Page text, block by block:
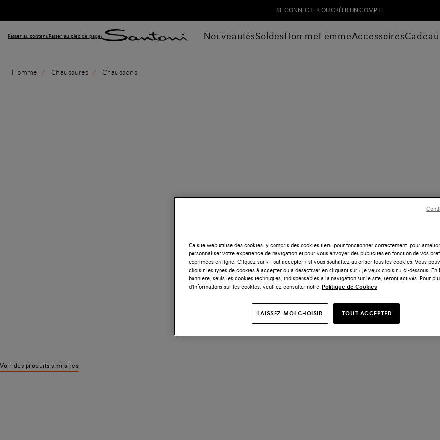
SE CONNECTER OU CRÉER UN COMPTE
Passer au contenuPasser au pied de page NouveautésSoldesHommeFemmeAccessoires
Homme Chaussures Chaussons
Voir des produits similaires
Ce site web utilise des cookies, y compris des cookies tiers, pour fonctionner correctement, pour
personnaliser votre expérience de navigation et pour vous envoyer des publicités en fonction de vos
exprimées en ligne. Cliquez sur « Tout accepter » si vous souhaitez autoriser tous les cookies. Vous
choisir les types de cookies à accepter ou à désactiver en cliquant sur « Je veux choisir » ci-dessous. En
bannière, seuls les cookies techniques, indispensables à la navigation sur le site, seront activés. Pour
d’informations sur les cookies, veuillez consulter notre Politique de Cookies
LAISSEZ-MOI CHOISIR TOUT ACCEPTER